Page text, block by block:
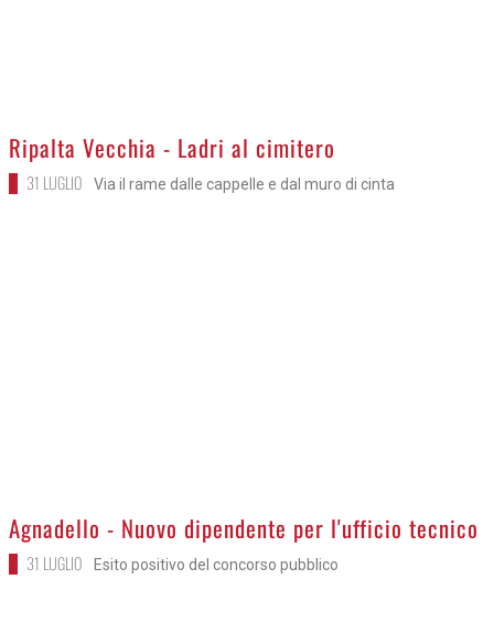
>
Ripalta Vecchia - Ladri al cimitero
31 LUGLIO Via il rame dalle cappelle e dal muro di cinta
>
Agnadello - Nuovo dipendente per l'ufficio tecnico
31 LUGLIO Esito positivo del concorso pubblico